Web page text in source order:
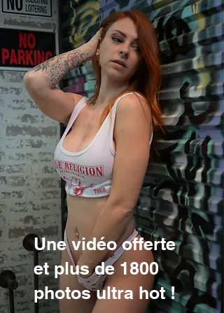
Une vidéo offerte
et plus de 1800
photos ultra hot !